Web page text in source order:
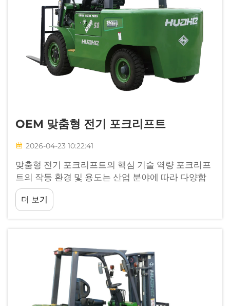
OEM 맞춤형 전기 포크리프트
2026-04-23 10:22:41
맞춤형 전기 포크리프트의 핵심 기술 역량 포크리프
트의 작동 환경 및 용도는 산업 분야에 따라 다양합
니다. 표준 장비가 일부 경우에 적합할 수는 있지만,
맞춤형 전기 포크리프트는 특정 응용 분야에 최적화
된 효율성을 제공합니다...
더 보기